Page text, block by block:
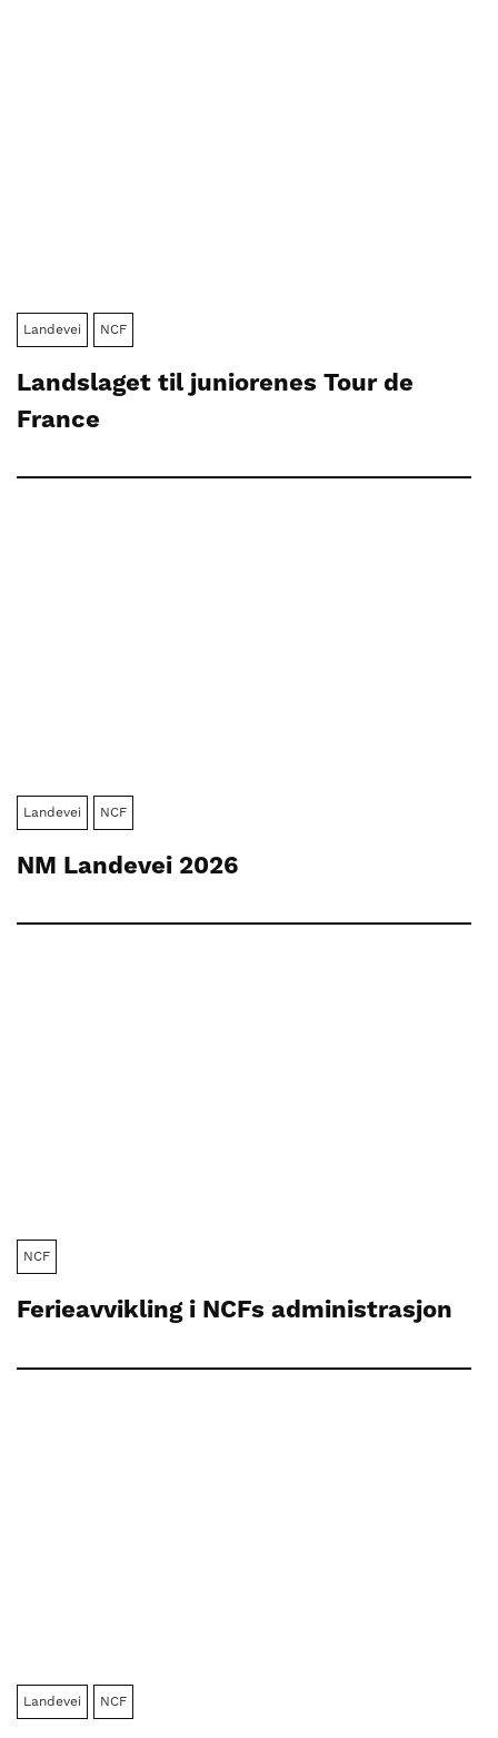
Landevei NCF
Landslaget til juniorenes Tour de
France
Landevei NCF
NM Landevei 2026
NCF
Ferieavvikling i NCFs administrasjon
Landevei NCF